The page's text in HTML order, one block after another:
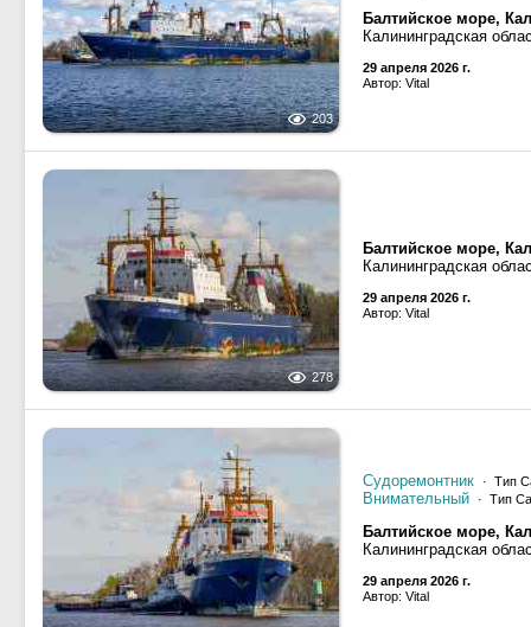
203
Балтийское море,
Калининградская
29 апреля 2026 г.
Автор: Vital
278
Балтийское море,
Калининградская
29 апреля 2026 г.
Автор: Vital
Судоремонтник · Тип
Внимательный · Тип
Балтийское море,
Калининградская
29 апреля 2026 г.
Автор: Vital